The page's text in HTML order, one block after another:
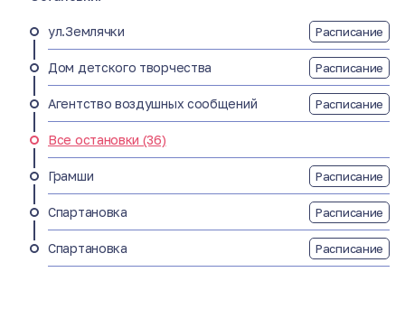
ул.Землячки Расписание
Дом детского творчества Расписание
Агентство воздушных сообщений Расписание
Все остановки (36)
Грамши Расписание
Спартановка Расписание
Спартановка Расписание